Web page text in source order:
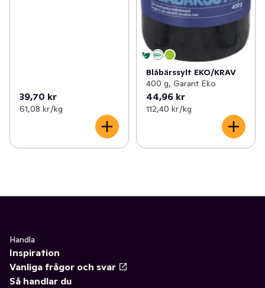
39,70 kr
61,08 kr /kg
Blåbärssylt EKO/KRAV
400 g, Garant Eko
44,96 kr
112,40 kr /kg
Handla
Inspiration
Vanliga frågor och svar
Så handlar du